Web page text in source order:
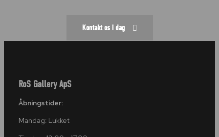
Kontakt os i dag
RoS Gallery ApS
Åbningstider:
Mandag: Lukket